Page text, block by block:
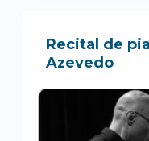
Recital de
Azevedo